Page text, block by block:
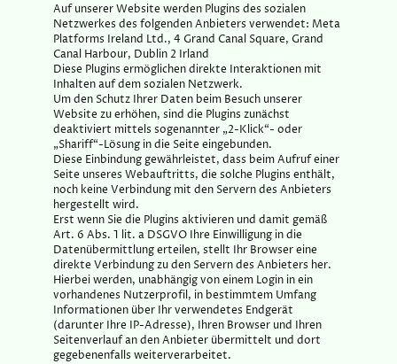
Auf unserer Website werden Plugins des sozialen
Netzwerkes des folgenden Anbieters verwendet: Meta
Platforms Ireland Ltd., 4 Grand Canal Square, Grand
Canal Harbour, Dublin 2 Irland
Diese Plugins ermöglichen direkte Interaktionen mit
Inhalten auf dem sozialen Netzwerk.
Um den Schutz Ihrer Daten beim Besuch unserer
Website zu erhöhen, sind die Plugins zunächst
deaktiviert mittels sogenannter „2-Klick“- oder
„Shariff“-Lösung in die Seite eingebunden.
Diese Einbindung gewährleistet, dass beim Aufruf einer
Seite unseres Webauftritts, die solche Plugins enthält,
noch keine Verbindung mit den Servern des Anbieters
hergestellt wird.
Erst wenn Sie die Plugins aktivieren und damit gemäß
Art. 6 Abs. 1 lit. a DSGVO Ihre Einwilligung in die
Datenübermittlung erteilen, stellt Ihr Browser eine
direkte Verbindung zu den Servern des Anbieters her.
Hierbei werden, unabhängig von einem Login in ein
vorhandenes Nutzerprofil, in bestimmtem Umfang
Informationen über Ihr verwendetes Endgerät
(darunter Ihre IP-Adresse), Ihren Browser und Ihren
Seitenverlauf an den Anbieter übermittelt und dort
gegebenenfalls weiterverarbeitet.